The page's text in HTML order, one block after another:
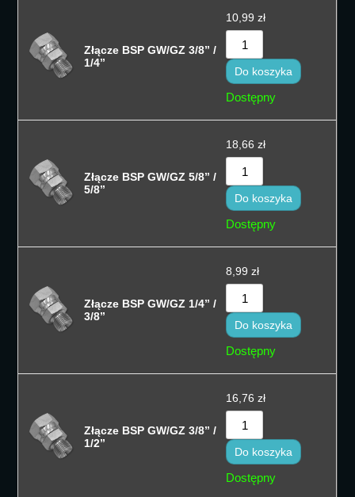
Złącze BSP GW/GZ 3/8” /
1/4”
10,99 zł
Do koszyka
Dostępny
Złącze BSP GW/GZ 5/8” /
5/8”
18,66 zł
Do koszyka
Dostępny
Złącze BSP GW/GZ 1/4” /
3/8”
8,99 zł
Do koszyka
Dostępny
Złącze BSP GW/GZ 3/8” /
1/2”
16,76 zł
Do koszyka
Dostępny